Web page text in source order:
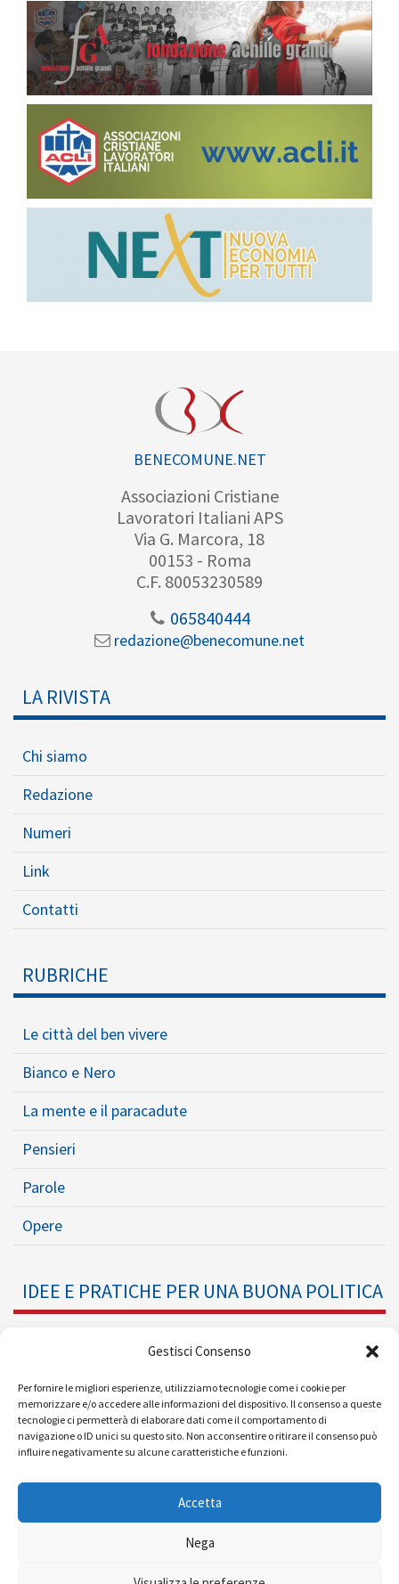
Gestisci Consenso
Per fornire le migliori esperienze, utilizziamo tecnologie come i cookie per
memorizzare e/o accedere alle informazioni del dispositivo. Il consenso a queste
tecnologie ci permetterà di elaborare dati come il comportamento di
navigazione o ID unici su questo sito. Non acconsentire o ritirare il consenso può
influire negativamente su alcune caratteristiche e funzioni.
Accetta
Nega
BENECOMUNE.NET
Associazioni Cristiane
Lavoratori Italiani APS
Via G. Marcora, 18
00153 - Roma
C.F. 80053230589
065840444
redazione@benecomune.net
LA RIVISTA
Chi siamo
Redazione
Numeri
Link
Contatti
RUBRICHE
Le città del ben vivere
Bianco e Nero
La mente e il paracadute
Pensieri
Parole
Opere
IDEE E PRATICHE PER UNA BUONA POLITICA
Formazione Politica
Eventi